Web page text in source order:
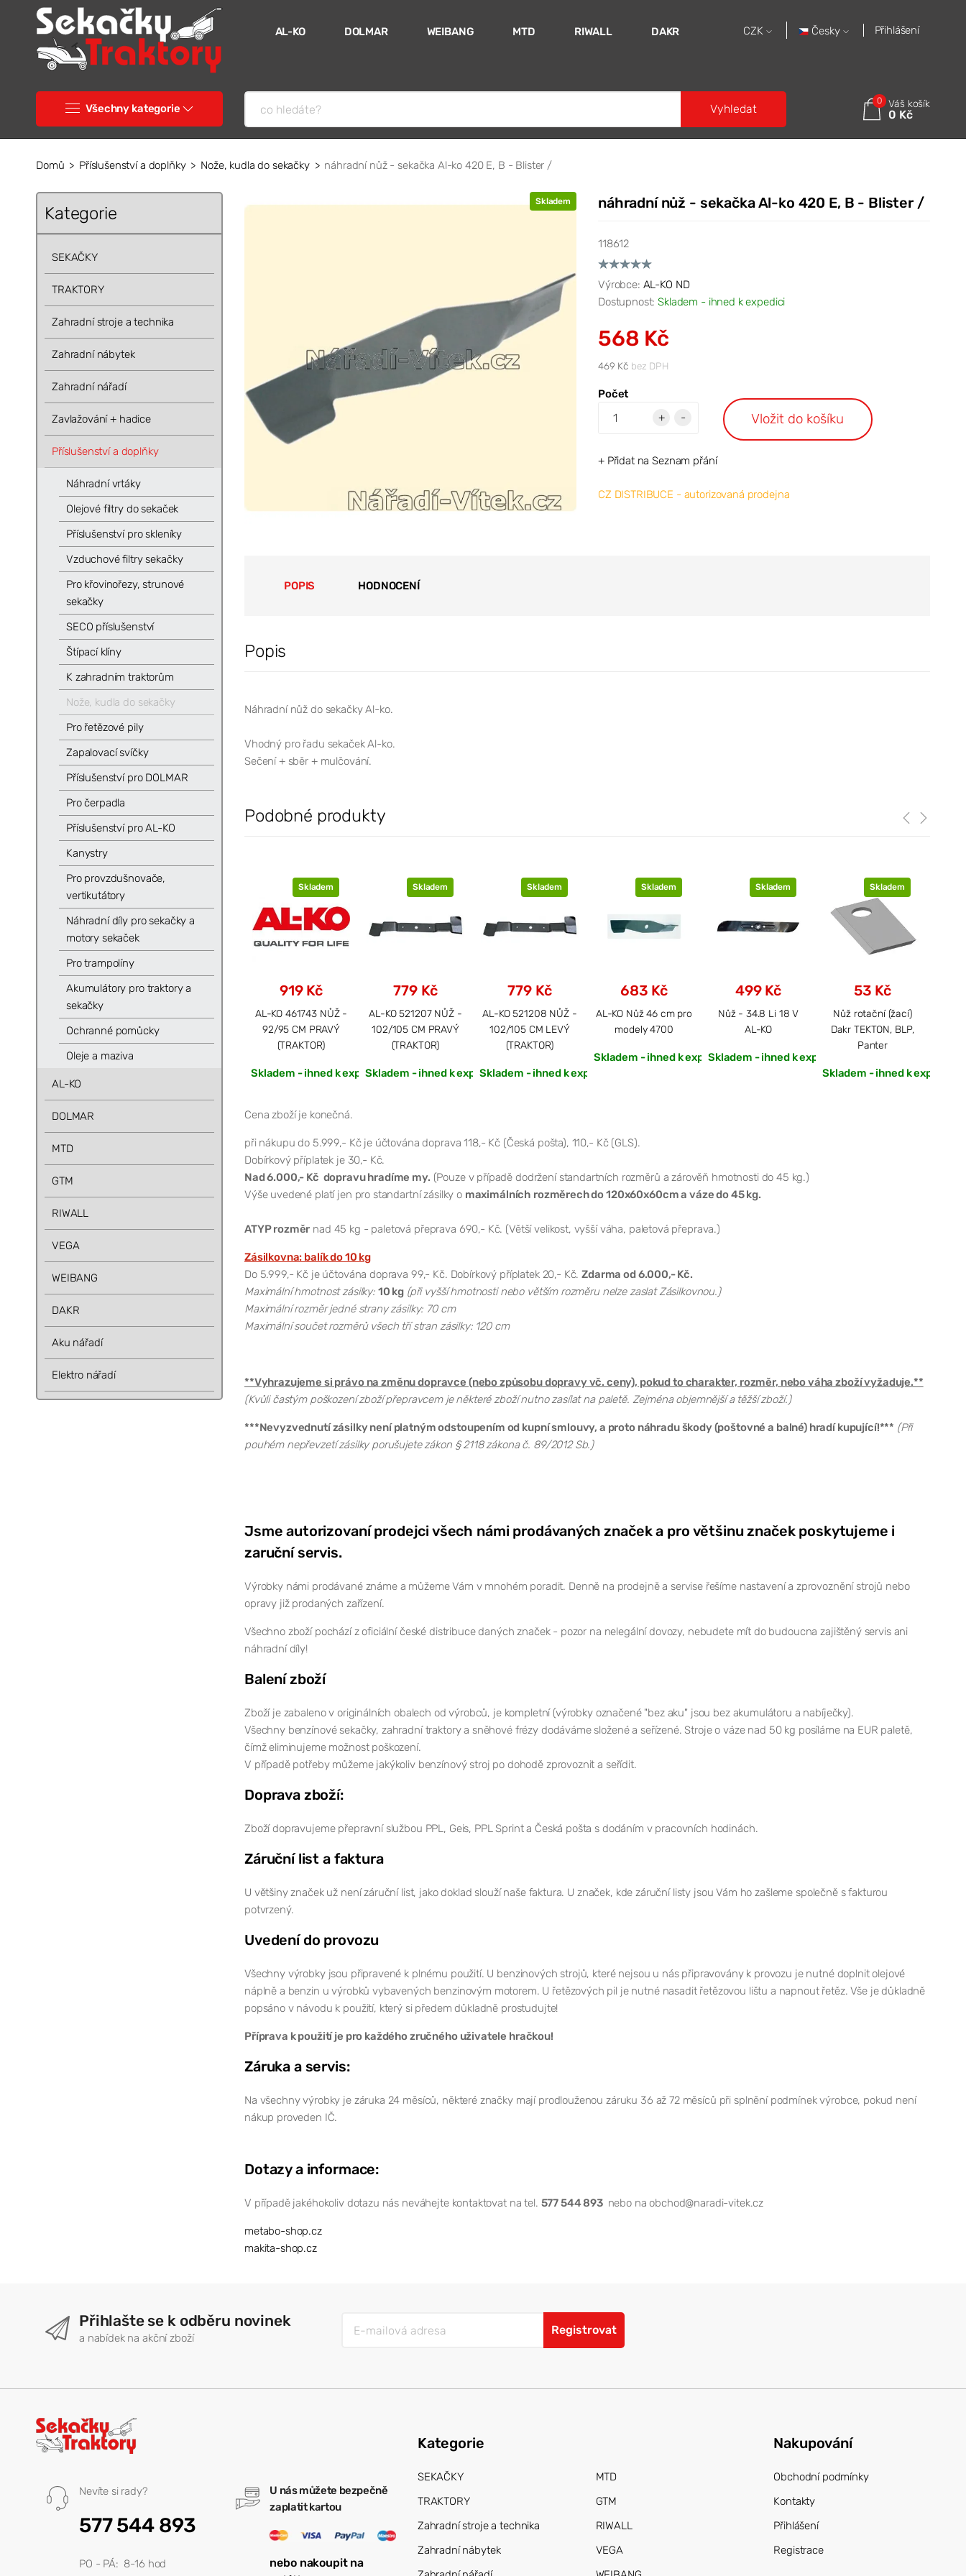
AL-KO DOLMAR WEIBANG MTD RIWALL DAKR CZK Česky Přihlášení
Všechny kategorie
0 Váš košík
0 Kč
Vyhledat
Domů Příslušenství a doplňky Nože, kudla do sekačky náhradní nůž - sekačka Al-ko 420 E, B - Blister /
Kategorie
SEKAČKY
TRAKTORY
Zahradní stroje a technika
Zahradní nábytek
Zahradní nářadí
Zavlažování + hadice
Příslušenství a doplňky
Náhradní vrtáky
Olejové filtry do sekaček
Příslušenství pro skleníky
Vzduchové filtry sekačky
Pro křovinořezy, strunové
sekačky
SECO příslušenství
Štípací klíny
K zahradním traktorům
Nože, kudla do sekačky
Pro řetězové pily
Zapalovací svíčky
Příslušenství pro DOLMAR
Pro čerpadla
Příslušenství pro AL-KO
Kanystry
Pro provzdušnovače,
vertikutátory
Náhradní díly pro sekačky a
motory sekaček
Pro trampolíny
Akumulátory pro traktory a
sekačky
Ochranné pomůcky
Oleje a maziva
AL-KO
DOLMAR
MTD
GTM
RIWALL
VEGA
WEIBANG
DAKR
Aku nářadí
Elektro nářadí
Skladem náhradní nůž - sekačka Al-ko 420 E, B - Blister /
118612
Výrobce: AL-KO ND
Dostupnost:Skladem - ihned k expedici
568 Kč
469 Kč bez DPH
Počet
+
- Vložit do košíku
+ Přidat na Seznam přání
CZ DISTRIBUCE - autorizovaná prodejna
POPIS HODNOCENÍ
Popis
Náhradní nůž do sekačky Al-ko.
Vhodný pro řadu sekaček Al-ko.
Sečení + sběr + mulčování.
Podobné produkty
Skladem
919 Kč
AL-KO 461743 NŮŽ -
92/95 CM PRAVÝ
(TRAKTOR)
Skladem - ihned k expedici
Skladem
779 Kč
AL-KO 521207 NŮŽ -
102/105 CM PRAVÝ
(TRAKTOR)
Skladem - ihned k expedici
Skladem
779 Kč
AL-KO 521208 NŮŽ -
102/105 CM LEVÝ
(TRAKTOR)
Skladem - ihned k expedici
Skladem
683 Kč
AL-KO Nůž 46 cm pro
modely 4700
Skladem - ihned k expedici
Skladem
499 Kč
Nůž - 34.8 Li 18 V
AL-KO
Skladem - ihned k expedici
Skladem
53 Kč
Nůž rotační (žací)
Dakr TEKTON, BLP,
Panter
Skladem - ihned k expedici
Cena zboží je konečná.
při nákupu do 5.999,- Kč je účtována doprava 118,- Kč (Česká pošta), 110,- Kč (GLS).
Dobírkový příplatek je 30,- Kč.
Nad 6.000,- Kč dopravu hradíme my. (Pouze v případě dodržení standartních rozměrů a zárověň hmotnosti do 45 kg.)
Výše uvedené platí jen pro standartní zásilky o maximálních rozměrech do 120x60x60cm a váze do 45 kg.
ATYP rozměr nad 45 kg - paletová přeprava 690,- Kč. (Větší velikost, vyšší váha, paletová přeprava.)
Zásilkovna: balík do 10 kg
Do 5.999,- Kč je účtována doprava 99,- Kč. Dobírkový příplatek 20,- Kč.Zdarma od 6.000,- Kč.
Maximální hmotnost zásilky: 10 kg (při vyšší hmotnosti nebo větším rozměru nelze zaslat Zásilkovnou.)
Maximální rozměr jedné strany zásilky: 70 cm
Maximální součet rozměrů všech tří stran zásilky: 120 cm
**Vyhrazujeme si právo na změnu dopravce (nebo způsobu dopravy vč. ceny), pokud to charakter, rozměr, nebo váha zboží vyžaduje.**
(Kvůli častým poškození zboží přepravcem je některé zboží nutno zasílat na paletě. Zejména objemnější a těžší zboží.)
***Nevyzvednutí zásilky není platným odstoupením od kupní smlouvy, a proto náhradu škody (poštovné a balné) hradí kupující!*** (Při
pouhém nepřevzetí zásilky porušujete zákon § 2118 zákona č. 89/2012 Sb.)
Jsme autorizovaní prodejci všech námi prodávaných značek a pro většinu značek poskytujeme i
zaruční servis.
Výrobky námi prodávané známe a můžeme Vám v mnohém poradit. Denně na prodejně a servise řešíme nastavení a zprovoznění strojů nebo
opravy již prodaných zařízení.
Všechno zboží pochází z oficiální české distribuce daných značek - pozor na nelegální dovozy, nebudete mít do budoucna zajištěný servis ani
náhradní díly!
Balení zboží
Zboží je zabaleno v originálních obalech od výrobců, je kompletní (výrobky označené "bez aku" jsou bez akumulátoru a nabíječky).
Všechny benzínové sekačky, zahradní traktory a sněhové frézy dodáváme složené a seřízené. Stroje o váze nad 50 kg posíláme na EUR paletě,
čímž eliminujeme možnost poškození.
V případě potřeby můžeme jakýkoliv benzínový stroj po dohodě zprovoznit a seřídit.
Doprava zboží:
Zboží dopravujeme přepravní službou PPL, Geis, PPL Sprint a Česká pošta s dodáním v pracovních hodinách.
Záruční list a faktura
U většiny značek už není záruční list, jako doklad slouží naše faktura. U značek, kde záruční listy jsou Vám ho zašleme společně s fakturou
potvrzený.
Uvedení do provozu
Všechny výrobky jsou připravené k plnému použití. U benzinových strojů, které nejsou u nás připravovány k provozu je nutné doplnit olejové
náplně a benzin u výrobků vybavených benzinovým motorem. U řetězových pil je nutné nasadit řetězovou lištu a napnout řetěz. Vše je důkladně
popsáno v návodu k použití, který si předem důkladně prostudujte!
Příprava k použití je pro každého zručného uživatele hračkou!
Záruka a servis:
Na všechny výrobky je záruka 24 měsíců, některé značky mají prodlouženou záruku 36 až 72 měsíců při splnění podmínek výrobce, pokud není
nákup proveden IČ.
Dotazy a informace:
V případě jakéhokoliv dotazu nás neváhejte kontaktovat na tel. 577 544 893 nebo na obchod@naradi-vitek.cz
metabo-shop.cz
makita-shop.cz
Přihlašte se k odběru novinek
a nabídek na akční zboží
Registrovat
Nevíte si rady?
577 544 893
PO - PÁ: 8-16 hod
U nás můžete bezpečně
zaplatit kartou
nebo nakoupit na
Kategorie
SEKAČKY
TRAKTORY
Zahradní stroje a technika
Zahradní nábytek
MTD
GTM
RIWALL
VEGA
Nakupování
Obchodní podmínky
Kontakty
Přihlášení
Registrace